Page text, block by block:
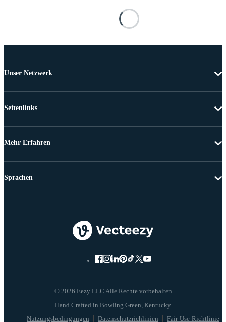
Unser Netzwerk
Seitenlinks
Mehr Erfahren
© 2026 Eezy LLC Alle Rechte vorbehalten
Nutzungsbedingungen Datenschutzrichlinien Fair-Use-Richtlinie
Sprachen